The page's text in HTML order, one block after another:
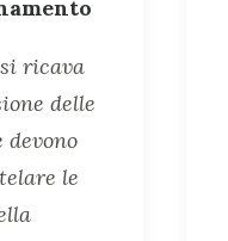
si ricava
delle
le